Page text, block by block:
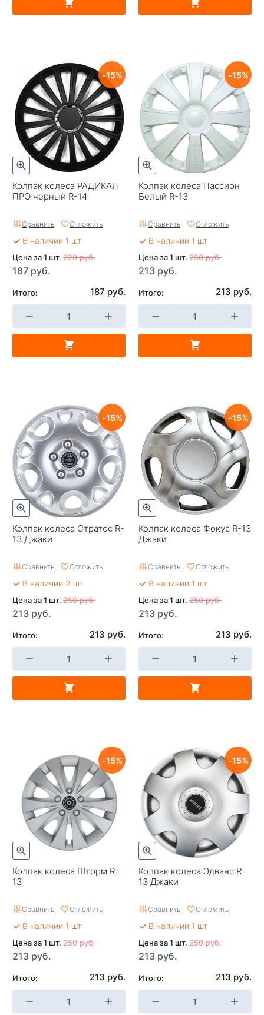
Колпак колеса РАДИКАЛ
ПРО черный R-14
15
Сравнить Отложить
В наличии 1 шт
Цена за 1 шт. 220 руб.
187 руб.
Итого: 187 руб.
Колпак колеса Пассион
Белый R-13
15
Сравнить Отложить
В наличии 1 шт
Цена за 1 шт. 250 руб.
213 руб.
Итого: 213 руб.
Колпак колеса Стратос R-
13 Джаки
15
Сравнить Отложить
В наличии 2 шт
Цена за 1 шт. 250 руб.
213 руб.
Итого: 213 руб.
Колпак колеса Фокус R-13
Джаки
15
Сравнить Отложить
В наличии 1 шт
Цена за 1 шт. 250 руб.
213 руб.
Итого: 213 руб.
Колпак колеса Шторм R-
13
15
Сравнить Отложить
В наличии 1 шт
Цена за 1 шт. 250 руб.
213 руб.
Итого: 213 руб.
Колпак колеса Эдванс R-
13 Джаки
15
Сравнить Отложить
В наличии 1 шт
Цена за 1 шт. 250 руб.
213 руб.
Итого: 213 руб.